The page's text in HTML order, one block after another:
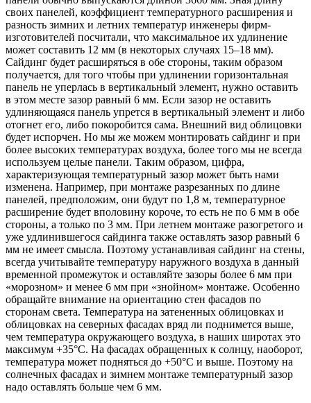
своих панелей, коэффициент температурного расширения и
разность зимних и летних температур инженеры фирм-
изготовителей посчитали, что максимальное их удлинение
может составить 12 мм (в некоторых случаях 15–18 мм).
Сайдинг будет расширяться в обе стороны, таким образом
получается, для того чтобы при удлинении горизонтальная
панель не уперлась в вертикальный элемент, нужно оставить
в этом месте зазор равный 6 мм. Если зазор не оставить
удлиняющаяся панель упрется в вертикальный элемент и либо
отогнет его, либо покоробится сама. Внешний вид облицовки
будет испорчен. Но мы же можем монтировать сайдинг и при
более высоких температурах воздуха, более того мы не всегда
используем целые панели. Таким образом, цифра,
характеризующая температурный зазор может быть нами
изменена. Например, при монтаже разрезанных по длине
панелей, предположим, они будут по 1,8 м, температурное
расширение будет вполовину короче, то есть не по 6 мм в обе
стороны, а только по 3 мм. При летнем монтаже разогретого и
уже удлинившегося сайдинга также оставлять зазор равный 6
мм не имеет смысла. Поэтому устанавливая сайдинг на стены,
всегда учитывайте температуру наружного воздуха в данный
временной промежуток и оставляйте зазоры более 6 мм при
«морозном» и менее 6 мм при «знойном» монтаже. Особенно
обращайте внимание на ориентацию стен фасадов по
сторонам света. Температура на затененных облицовках и
облицовках на северных фасадах вряд ли поднимется выше,
чем температура окружающего воздуха, в наших широтах это
максимум +35°С. На фасадах обращенных к солнцу, наоборот,
температура может подняться до +50°С и выше. Поэтому на
солнечных фасадах и зимнем монтаже температурный зазор
надо оставлять больше чем 6 мм.